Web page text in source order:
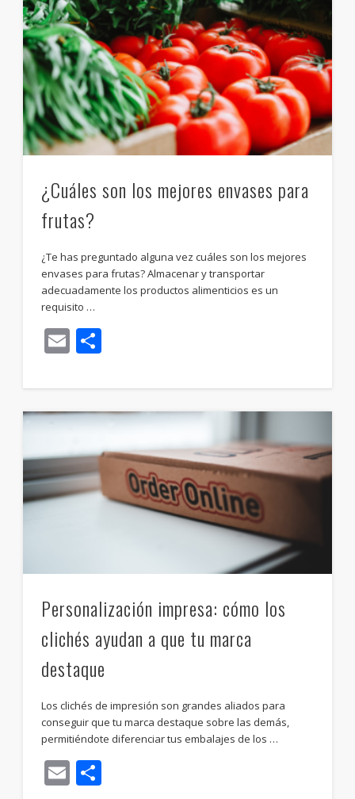
¿Cuáles son los mejores envases para
frutas?
¿Te has preguntado alguna vez cuáles son los mejores
envases para frutas? Almacenar y transportar
adecuadamente los productos alimenticios es un
requisito …
Email
Personalización impresa: cómo los
clichés ayudan a que tu marca
destaque
Los clichés de impresión son grandes aliados para
conseguir que tu marca destaque sobre las demás,
permitiéndote diferenciar tus embalajes de los …
Email